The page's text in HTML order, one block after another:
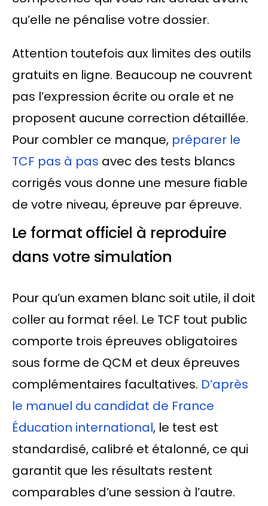
qu’elle ne pénalise votre dossier.
Attention toutefois aux limites des outils
gratuits en ligne. Beaucoup ne couvrent
pas l’expression écrite ou orale et ne
proposent aucune correction détaillée.
Pour combler ce manque, préparer le
TCF pas à pas avec des tests blancs
corrigés vous donne une mesure fiable
de votre niveau, épreuve par épreuve.
Le format officiel à reproduire
dans votre simulation
Pour qu’un examen blanc soit utile, il doit
coller au format réel. Le TCF tout public
comporte trois épreuves obligatoires
sous forme de QCM et deux épreuves
complémentaires facultatives. D’après
le manuel du candidat de France
Éducation international, le test est
standardisé, calibré et étalonné, ce qui
garantit que les résultats restent
comparables d’une session à l’autre.